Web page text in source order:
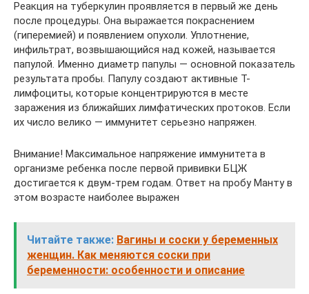
Реакция на туберкулин проявляется в первый же день
после процедуры. Она выражается покраснением
(гиперемией) и появлением опухоли. Уплотнение,
инфильтрат, возвышающийся над кожей, называется
папулой. Именно диаметр папулы — основной показатель
результата пробы. Папулу создают активные Т-
лимфоциты, которые концентрируются в месте
заражения из ближайших лимфатических протоков. Если
их число велико — иммунитет серьезно напряжен.
Внимание! Максимальное напряжение иммунитета в
организме ребенка после первой прививки БЦЖ
достигается к двум-трем годам. Ответ на пробу Манту в
этом возрасте наиболее выражен
Читайте также: Вагины и соски у беременных
женщин. Как меняются соски при
беременности: особенности и описание